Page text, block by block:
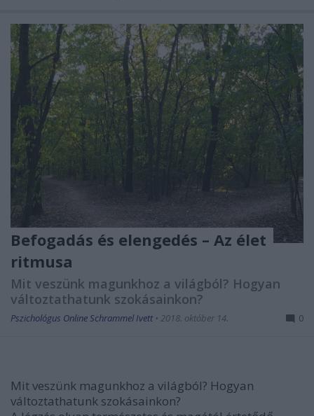
Befogadás és elengedés – Az élet
ritmusa
Mit veszünk magunkhoz a világból? Hogyan
változtathatunk szokásainkon?
Pszichológus Online Schrammel Ivett • 2018. október 14. 0
Mit veszünk magunkhoz a világból? Hogyan
változtathatunk szokásainkon?